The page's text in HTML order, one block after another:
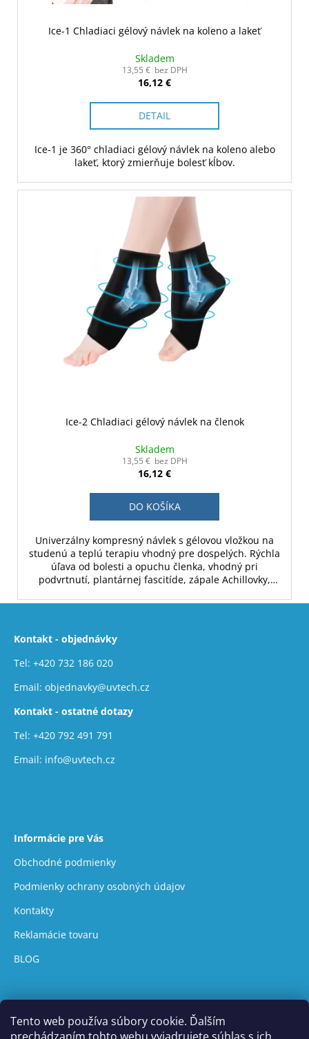
Tento web používa súbory cookie. Ďalším
Ice-1 Chladiaci gélový návlek na koleno a lakeť
Skladem
13,55 € bez DPH
16,12 €
DETAIL
Ice-1 je 360° chladiaci gélový návlek na koleno alebo
lakeť, ktorý zmierňuje bolesť kĺbov.
Ice-2 Chladiaci gélový návlek na členok
Skladem
13,55 € bez DPH
16,12 €
DO KOŠÍKA
Univerzálny kompresný návlek s gélovou vložkou na
studenú a teplú terapiu vhodný pre dospelých. Rýchla
úľava od bolesti a opuchu členka, vhodný pri
podvrtnutí, plantárnej fascitíde, zápale Achillovky,
+ lekársky gél.
Z
Kontakt - objednávky
Tel: +420 732 186 020
Email: objednavky@uvtech.cz
Kontakt - ostatné dotazy
Tel: +420 792 491 791
Email: info@uvtech.cz
Informácie pre Vás
Obchodné podmienky
Podmienky ochrany osobných údajov
Kontakty
Reklamácie tovaru
BLOG